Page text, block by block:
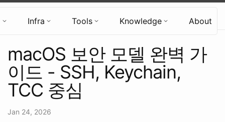
Hyun's Tech Blog
Infra Tools Knowledge About
macOS 보안 모델 완벽 가
이드 - SSH, Keychain,
TCC 중심
Jan 24, 2026